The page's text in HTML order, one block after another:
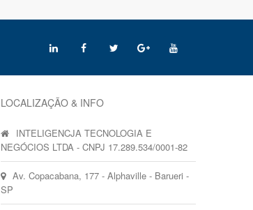
LOCALIZAÇÃO & INFO
INTELIGENCJA TECNOLOGIA E
NEGÓCIOS LTDA - CNPJ 17.289.534/0001-82
Av. Copacabana, 177 - Alphaville - Barueri -
SP